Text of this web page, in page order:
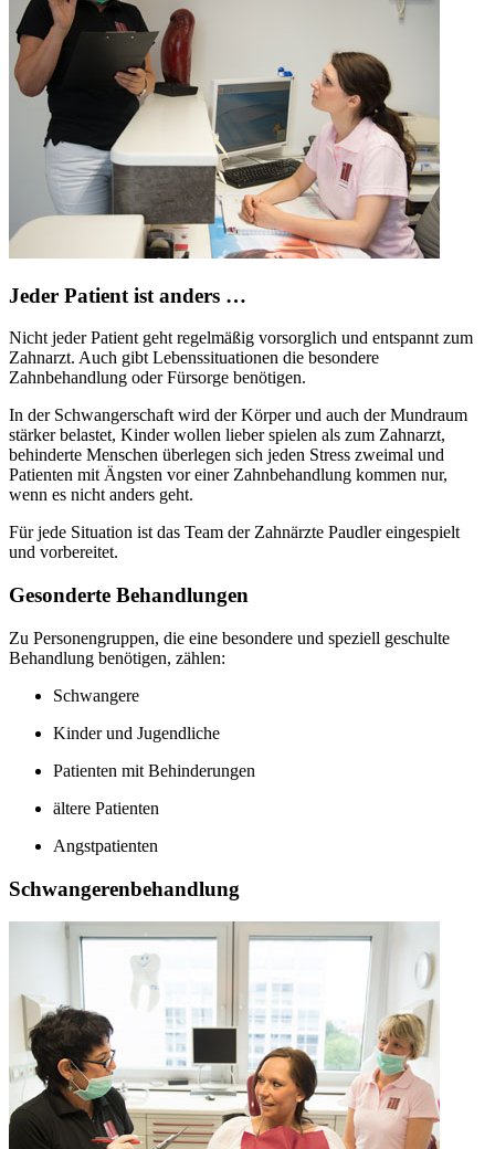
Jeder Patient ist anders …
Nicht jeder Patient geht regelmäßig vorsorglich und entspannt zum
Zahnarzt. Auch gibt Lebenssituationen die besondere
Zahnbehandlung oder Fürsorge benötigen.
In der Schwangerschaft wird der Körper und auch der Mundraum
stärker belastet, Kinder wollen lieber spielen als zum Zahnarzt,
behinderte Menschen überlegen sich jeden Stress zweimal und
Patienten mit Ängsten vor einer Zahnbehandlung kommen nur,
wenn es nicht anders geht.
Für jede Situation ist das Team der Zahnärzte Paudler eingespielt
und vorbereitet.
Gesonderte Behandlungen
Zu Personengruppen, die eine besondere und speziell geschulte
Behandlung benötigen, zählen:
Schwangere
Kinder und Jugendliche
Patienten mit Behinderungen
ältere Patienten
Angstpatienten
Schwangerenbehandlung